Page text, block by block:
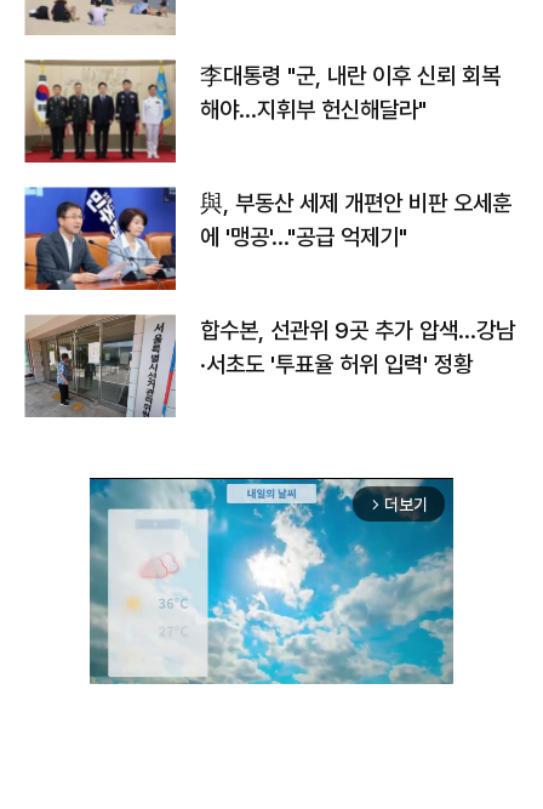
李대통령 "군, 내란 이후 신뢰 회복
해야…지휘부 헌신해달라"
與, 부동산 세제 개편안 비판 오세훈
에 '맹공'…"공급 억제기"
합수본, 선관위 9곳 추가 압색…강남
·서초도 '투표율 허위 입력' 정황
arrow_forward_ios 더보기